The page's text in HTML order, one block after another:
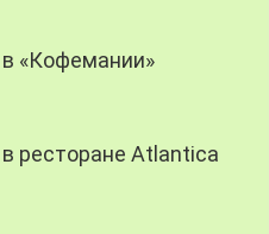
«Кофемании»
ресторане Atlantica